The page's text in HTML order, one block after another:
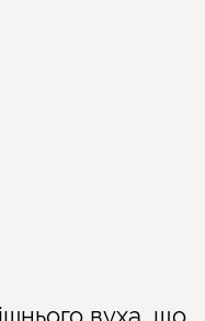
вуха, що